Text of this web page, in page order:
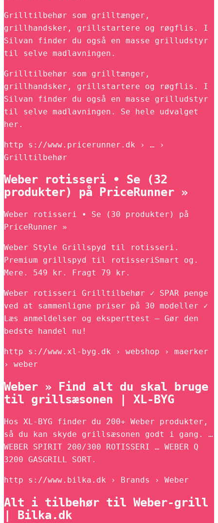
Grilltilbehør som grilltænger,
grillhandsker, grillstartere og røgflis. I
Silvan finder du også en masse grilludstyr
til selve madlavningen.
Grilltilbehør som grilltænger,
grillhandsker, grillstartere og røgflis. I
Silvan finder du også en masse grilludstyr
til selve madlavningen. Se hele udvalget
her.
http s://www.pricerunner.dk › … ›
Grilltilbehør
Weber rotisseri • Se (32
produkter) på PriceRunner »
Weber rotisseri • Se (30 produkter) på
PriceRunner »
Weber Style Grillspyd til rotisseri.
Premium grillspyd til rotisseriSmart og.
Mere. 549 kr. Fragt 79 kr.
Weber rotisseri Grilltilbehør ✓ SPAR penge
ved at sammenligne priser på 30 modeller ✓
Læs anmeldelser og eksperttest – Gør den
bedste handel nu!
http s://www.xl-byg.dk › webshop › maerker
› weber
Weber » Find alt du skal bruge
til grillsæsonen | XL-BYG
Hos XL-BYG finder du 200+ Weber produkter,
så du kan skyde grillsæsonen godt i gang. …
WEBER SPIRIT 200/300 ROTISSERI … WEBER Q
3200 GASGRILL SORT.
http s://www.bilka.dk › Brands › Weber
Alt i tilbehør til Weber-grill
| Bilka.dk